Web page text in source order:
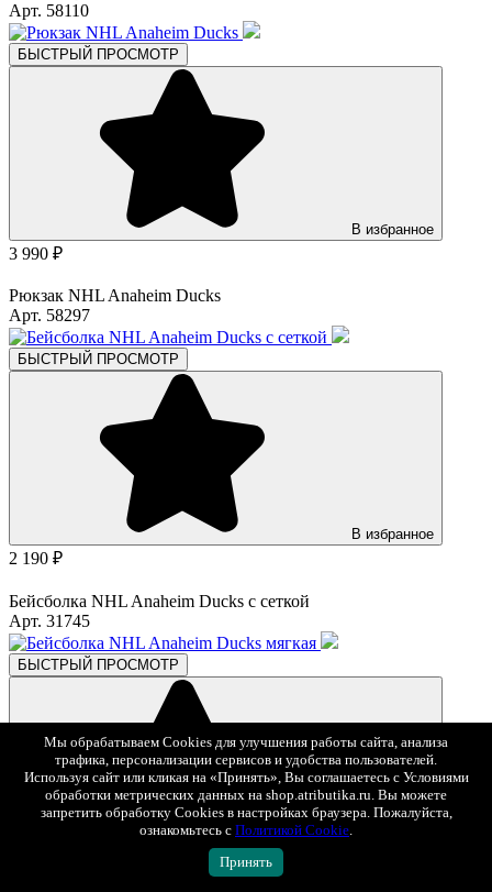
Арт. 58110
БЫСТРЫЙ ПРОСМОТР
В избранное
3 990 ₽
Рюкзак NHL Anaheim Ducks
Арт. 58297
БЫСТРЫЙ ПРОСМОТР
В избранное
2 190 ₽
Бейсболка NHL Anaheim Ducks с сеткой
Арт. 31745
БЫСТРЫЙ ПРОСМОТР
В избранное
Мы обрабатываем Cookies для улучшения работы сайта, анализа
трафика, персонализации сервисов и удобства пользователей.
Используя сайт или кликая на «Принять», Вы соглашаетесь с Условиями
обработки метрических данных на shop.atributika.ru. Вы можете
запретить обработку Cookies в настройках браузера. Пожалуйста,
ознакомьтесь с Политикой Cookie.
Принять